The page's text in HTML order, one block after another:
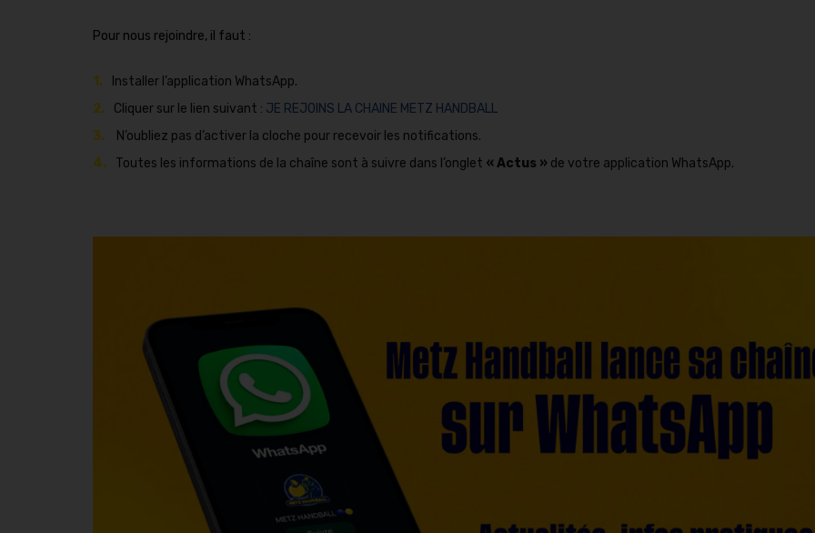
Pour nous rejoindre, il faut :
Installer l’application WhatsApp.
Cliquer sur le lien suivant : JE REJOINS LA CHAINE METZ HANDBALL
N’oubliez pas d’activer la cloche pour recevoir les notifications.
Toutes les informations de la chaîne sont à suivre dans l’onglet « Actus » de votre application WhatsApp.